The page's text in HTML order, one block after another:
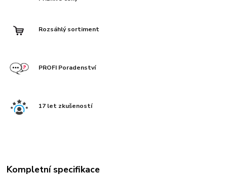
Rozsáhlý sortiment
PROFI Poradenství
17 let zkušeností
Kompletní specifikace